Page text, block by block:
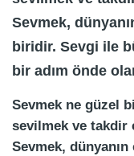
Sevmek,
biridir. Sevgi ile
bir adım önde
Sevmek ne güzel
sevilmek ve takdir
Sevmek, dünyanın